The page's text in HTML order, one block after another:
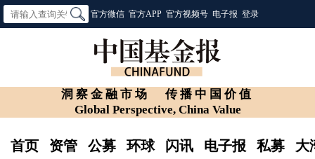
官方微信 官方APP 官方视频号 电子报 登录
洞察金融市场
传播中国价值
Global Perspective, China Value
首页 资管 公募 环球 闪讯 电子报 私募 大